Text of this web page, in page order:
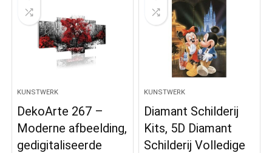
KUNSTWERK
DekoArte 267 –
Moderne afbeelding,
gedigitaliseerde
KUNSTWERK
Diamant Schilderij
Kits, 5D Diamant
Schilderij Volledige